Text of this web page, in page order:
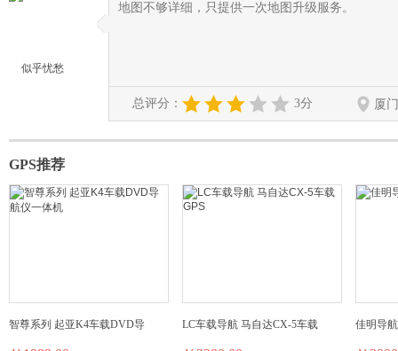
似乎忧愁
◆
◆ 地图不够详细，只提供一次地图升级服务。
总评分： 3分 厦
GPS推荐
智尊系列 起亚K4车载DVD导 LC车载导航 马自达CX-5车载 佳明导